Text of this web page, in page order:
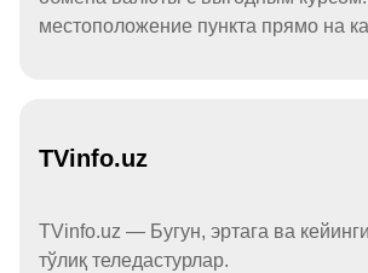
местоположение пункта прямо на
TVinfo.uz
TVinfo.uz — Бугун, эртага ва
тўлиқ теледастурлар.